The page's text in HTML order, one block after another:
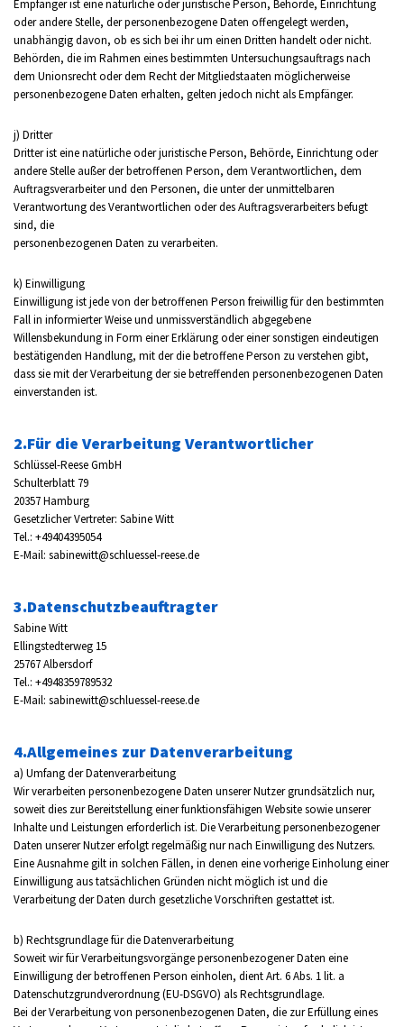
Empfänger ist eine natürliche oder juristische Person, Behörde, Einrichtung
oder andere Stelle, der personenbezogene Daten offengelegt werden,
unabhängig davon, ob es sich bei ihr um einen Dritten handelt oder nicht.
Behörden, die im Rahmen eines bestimmten Untersuchungsauftrags nach
dem Unionsrecht oder dem Recht der Mitgliedstaaten möglicherweise
personenbezogene Daten erhalten, gelten jedoch nicht als Empfänger.
j) Dritter
Dritter ist eine natürliche oder juristische Person, Behörde, Einrichtung oder
andere Stelle außer der betroffenen Person, dem Verantwortlichen, dem
Auftragsverarbeiter und den Personen, die unter der unmittelbaren
Verantwortung des Verantwortlichen oder des Auftragsverarbeiters befugt
sind, die
personenbezogenen Daten zu verarbeiten.
k) Einwilligung
Einwilligung ist jede von der betroffenen Person freiwillig für den bestimmten
Fall in informierter Weise und unmissverständlich abgegebene
Willensbekundung in Form einer Erklärung oder einer sonstigen eindeutigen
bestätigenden Handlung, mit der die betroffene Person zu verstehen gibt,
dass sie mit der Verarbeitung der sie betreffenden personenbezogenen Daten
einverstanden ist.
2.Für die Verarbeitung Verantwortlicher
Schlüssel-Reese GmbH
Schulterblatt 79
20357 Hamburg
Gesetzlicher Vertreter: Sabine Witt
Tel.: +49404395054
E-Mail: sabinewitt@schluessel-reese.de
3.Datenschutzbeauftragter
Sabine Witt
Ellingstedterweg 15
25767 Albersdorf
Tel.: +4948359789532
E-Mail: sabinewitt@schluessel-reese.de
4.Allgemeines zur Datenverarbeitung
a) Umfang der Datenverarbeitung
Wir verarbeiten personenbezogene Daten unserer Nutzer grundsätzlich nur,
soweit dies zur Bereitstellung einer funktionsfähigen Website sowie unserer
Inhalte und Leistungen erforderlich ist. Die Verarbeitung personenbezogener
Daten unserer Nutzer erfolgt regelmäßig nur nach Einwilligung des Nutzers.
Eine Ausnahme gilt in solchen Fällen, in denen eine vorherige Einholung einer
Einwilligung aus tatsächlichen Gründen nicht möglich ist und die
Verarbeitung der Daten durch gesetzliche Vorschriften gestattet ist.
b) Rechtsgrundlage für die Datenverarbeitung
Soweit wir für Verarbeitungsvorgänge personenbezogener Daten eine
Einwilligung der betroffenen Person einholen, dient Art. 6 Abs. 1 lit. a
Datenschutzgrundverordnung (EU-DSGVO) als Rechtsgrundlage.
Bei der Verarbeitung von personenbezogenen Daten, die zur Erfüllung eines